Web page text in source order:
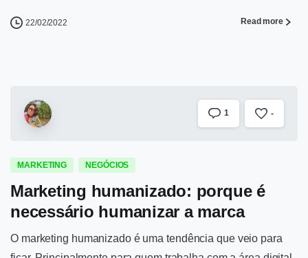
22/02/2022 Read more
1 -
MARKETING NEGÓCIOS
Marketing humanizado: porque é
necessário humanizar a marca
O marketing humanizado é uma tendência que veio para